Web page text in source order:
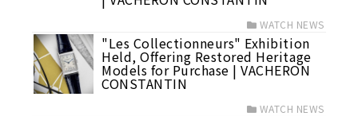
WATCH NEWS
"Les Collectionneurs" Exhibition
Held, Offering Restored Heritage
Models for Purchase | VACHERON
CONSTANTIN
WATCH NEWS